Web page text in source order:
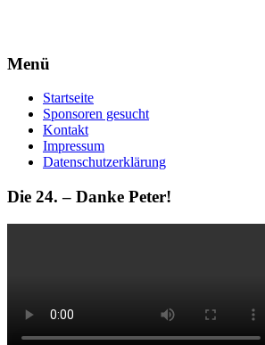
Menü
Startseite
Sponsoren gesucht
Kontakt
Impressum
Datenschutzerklärung
Die 24. – Danke Peter!